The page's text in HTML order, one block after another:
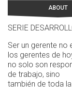
ABOUT
SERIE
Ser un gerente
los gerentes de
no solo son
de trabajo, sino
también de toda